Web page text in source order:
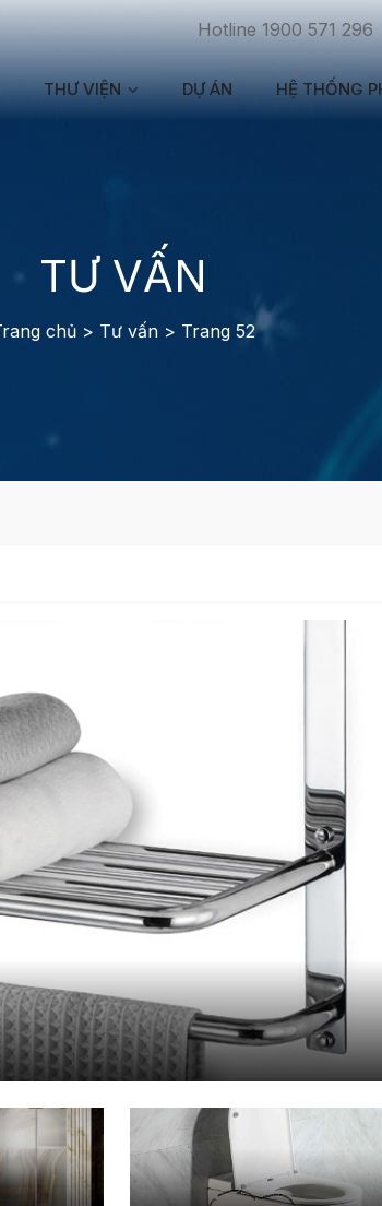
Hotline 1900 571 296
THƯ VIỆN DỰ ÁN HỆ THỐNG
TƯ VẤN
chủ > Tư vấn > Trang 52